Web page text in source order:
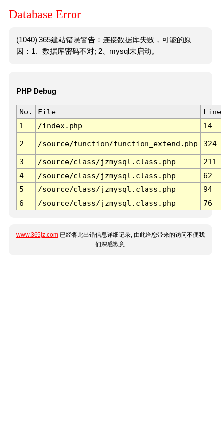
Database Error
(1040) 365建站错误警告：连接数据库失败，可能的原
因：1、数据库密码不对; 2、mysql未启动。
PHP Debug
No. File
Line
1
/index.php 14
2 /source/function/function_extend.php 324
3 /source/class/jzmysql.class.php
211
4
/source/class/jzmysql.class.php
62
5
/source/class/jzmysql.class.php
94
6
/source/class/jzmysql.class.php 76
www.365jz.com 已经将此出错信息详细记录, 由此给您带来的访问不便我
们深感歉意.